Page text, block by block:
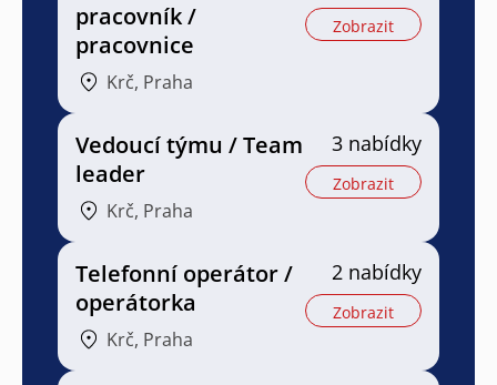
pracovník /
pracovnice
Krč, Praha
Zobrazit
Vedoucí týmu / Team
leader
Krč, Praha
3 nabídky
Zobrazit
Telefonní operátor /
operátorka
Krč, Praha
2 nabídky
Zobrazit